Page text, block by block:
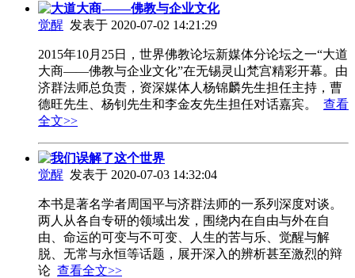
大道大商-——佛教与企业文化
觉醒 发表于 2020-07-02 14:21:29
2015年10月25日，世界佛教论坛新媒体分论坛之一“大道
大商——佛教与企业文化”在无锡灵山梵宫精彩开幕。由
济群法师总负责，资深媒体人杨锦麟先生担任主持，曹
德旺先生、杨钊先生和李金友先生担任对话嘉宾。 查看
全文>>
我们误解了这个世界
觉醒 发表于 2020-07-03 14:32:04
本书是著名学者周国平与济群法师的一系列深度对谈。
两人从各自专研的领域出发，围绕内在自由与外在自
由、命运的可变与不可变、人生的苦与乐、觉醒与解
脱、无常与永恒等话题，展开深入的辨析甚至激烈的辩
论 查看全文>>